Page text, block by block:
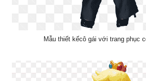
Mẫu thiết kếcô gái với trang phục